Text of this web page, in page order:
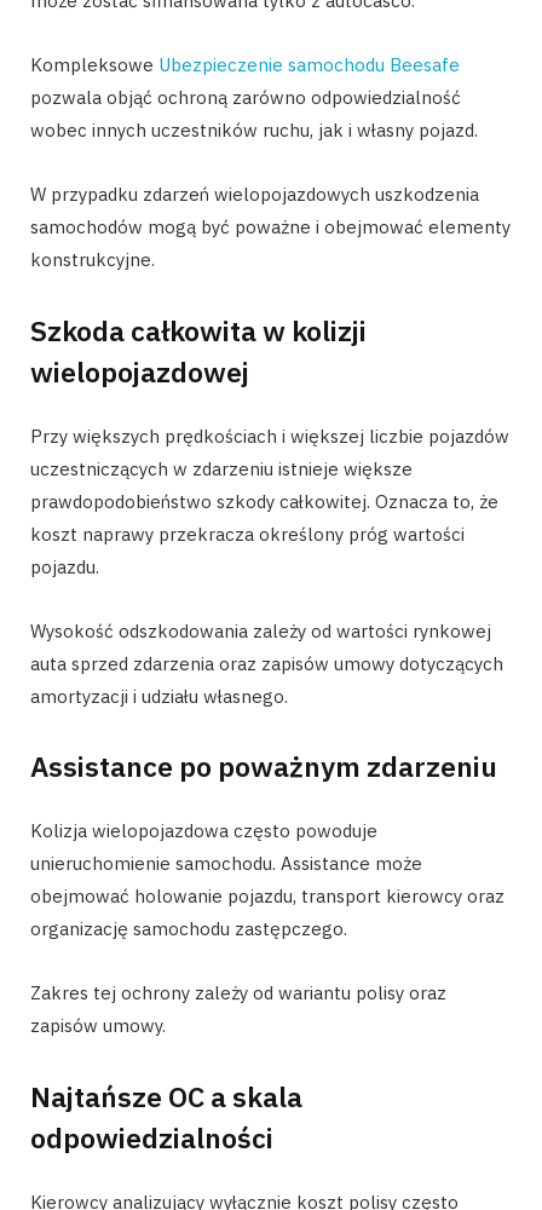
Kompleksowe Ubezpieczenie samochodu Beesafe
pozwala objąć ochroną zarówno odpowiedzialność
wobec innych uczestników ruchu, jak i własny pojazd.
W przypadku zdarzeń wielopojazdowych uszkodzenia
samochodów mogą być poważne i obejmować elementy
konstrukcyjne.
Szkoda całkowita w kolizji
wielopojazdowej
Przy większych prędkościach i większej liczbie pojazdów
uczestniczących w zdarzeniu istnieje większe
prawdopodobieństwo szkody całkowitej. Oznacza to, że
koszt naprawy przekracza określony próg wartości
pojazdu.
Wysokość odszkodowania zależy od wartości rynkowej
auta sprzed zdarzenia oraz zapisów umowy dotyczących
amortyzacji i udziału własnego.
Assistance po poważnym zdarzeniu
Kolizja wielopojazdowa często powoduje
unieruchomienie samochodu. Assistance może
obejmować holowanie pojazdu, transport kierowcy oraz
organizację samochodu zastępczego.
Zakres tej ochrony zależy od wariantu polisy oraz
zapisów umowy.
Najtańsze OC a skala
odpowiedzialności
Kierowcy analizujący wyłącznie koszt polisy często